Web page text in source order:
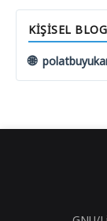
KIŞISEL BLOG
🌐